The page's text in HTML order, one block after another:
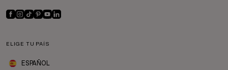
ELIGE TU PAÍS
ESPAÑOL